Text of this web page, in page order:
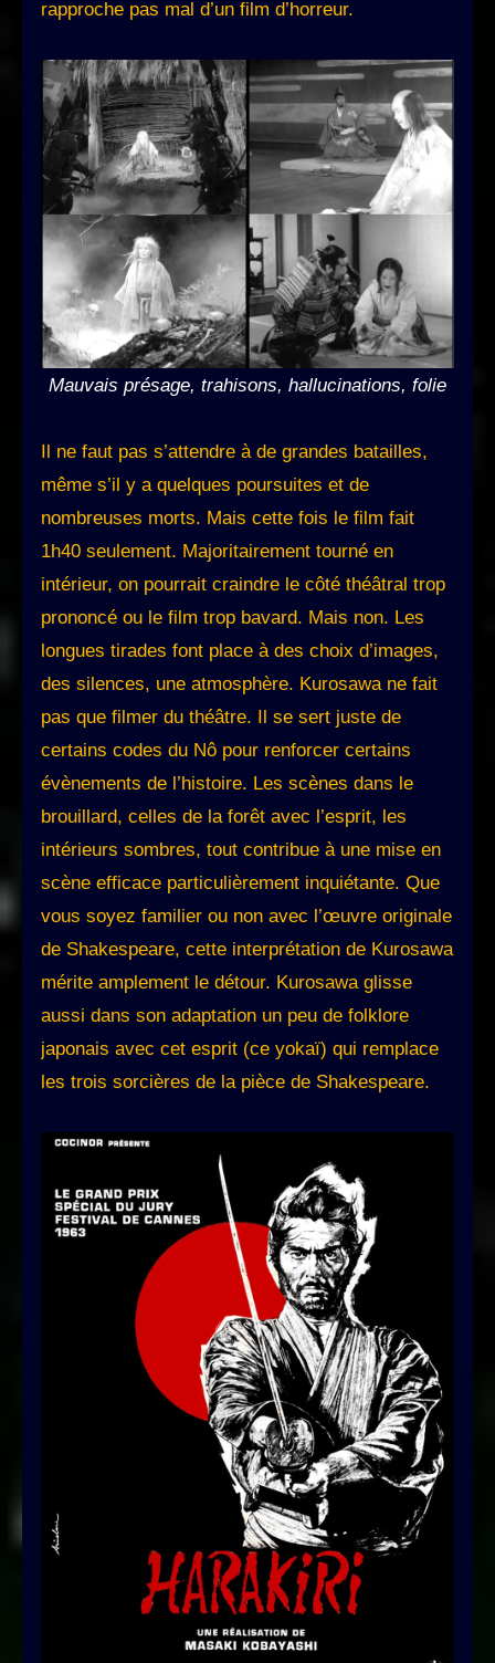
rapproche pas mal d’un film d’horreur.
Mauvais présage, trahisons, hallucinations, folie
Il ne faut pas s’attendre à de grandes batailles,
même s’il y a quelques poursuites et de
nombreuses morts. Mais cette fois le film fait
1h40 seulement. Majoritairement tourné en
intérieur, on pourrait craindre le côté théâtral trop
prononcé ou le film trop bavard. Mais non. Les
longues tirades font place à des choix d’images,
des silences, une atmosphère. Kurosawa ne fait
pas que filmer du théâtre. Il se sert juste de
certains codes du Nô pour renforcer certains
évènements de l’histoire. Les scènes dans le
brouillard, celles de la forêt avec l’esprit, les
intérieurs sombres, tout contribue à une mise en
scène efficace particulièrement inquiétante. Que
vous soyez familier ou non avec l’œuvre originale
de Shakespeare, cette interprétation de Kurosawa
mérite amplement le détour. Kurosawa glisse
aussi dans son adaptation un peu de folklore
japonais avec cet esprit (ce yokaï) qui remplace
les trois sorcières de la pièce de Shakespeare.